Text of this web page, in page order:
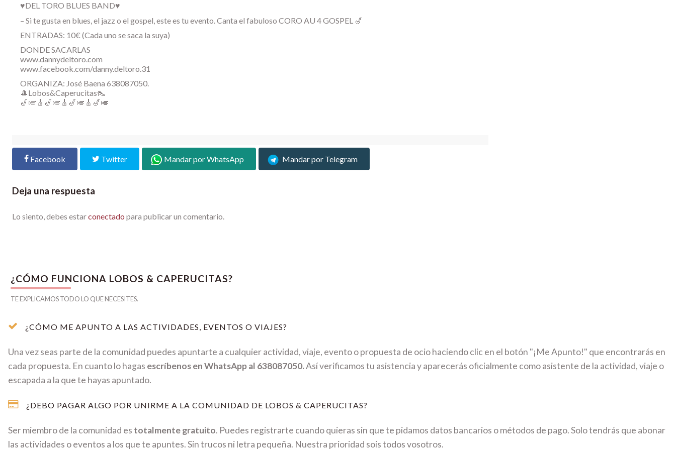
♥DEL TORO BLUES BAND♥
– Si te gusta en blues, el jazz o el gospel, este es tu evento. Canta el fabuloso CORO AU 4 GOSPEL 🎷
ENTRADAS: 10€ (Cada uno se saca la suya)
DONDE SACARLAS
www.dannydeltoro.com
www.facebook.com/danny.deltoro.31
ORGANIZA: José Baena 638087050.
🎩Lobos&Caperucitas👠
🎷🎺🎸🎷🎺🎸🎷🎺🎸🎷🎺
Facebook Twitter Mandar por WhatsApp Mandar por Telegram
Deja una respuesta
Lo siento, debes estarconectado para publicar un comentario.
¿CÓMO FUNCIONA LOBOS & CAPERUCITAS?
TE EXPLICAMOS TODO LO QUE NECESITES.
¿CÓMO ME APUNTO A LAS ACTIVIDADES, EVENTOS O VIAJES?
Una vez seas parte de la comunidad puedes apuntarte a cualquier actividad, viaje, evento o propuesta de ocio haciendo clic en el botón "¡Me Apunto!" que encontrarás en
cada propuesta. En cuanto lo hagas escríbenos en WhatsApp al 638087050.Así verificamos tu asistencia y aparecerás oficialmente como asistente de la actividad, viaje o
escapada a la que te hayas apuntado.
¿DEBO PAGAR ALGO POR UNIRME A LA COMUNIDAD DE LOBOS & CAPERUCITAS?
Ser miembro de la comunidad es totalmente gratuito. Puedes registrarte cuando quieras sin que te pidamos datos bancarios o métodos de pago. Solo tendrás que abonar
las actividades o eventos a los que te apuntes. Sin trucos ni letra pequeña. Nuestra prioridad sois todos vosotros.